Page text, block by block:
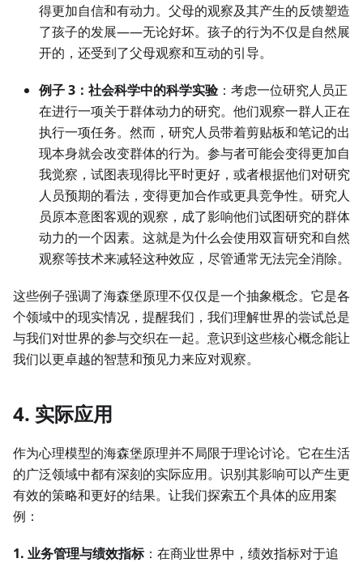
得更加自信和有动力。父母的观察及其产生的反馈塑造
了孩子的发展——无论好坏。孩子的行为不仅是自然展
开的，还受到了父母观察和互动的引导。
例子 3：社会科学中的科学实验：考虑一位研究人员正
在进行一项关于群体动力的研究。他们观察一群人正在
执行一项任务。然而，研究人员带着剪贴板和笔记的出
现本身就会改变群体的行为。参与者可能会变得更加自
我觉察，试图表现得比平时更好，或者根据他们对研究
人员预期的看法，变得更加合作或更具竞争性。研究人
员原本意图客观的观察，成了影响他们试图研究的群体
动力的一个因素。这就是为什么会使用双盲研究和自然
观察等技术来减轻这种效应，尽管通常无法完全消除。
这些例子强调了海森堡原理不仅仅是一个抽象概念。它是各
个领域中的现实情况，提醒我们，我们理解世界的尝试总是
与我们对世界的参与交织在一起。意识到这些核心概念能让
我们以更卓越的智慧和预见力来应对观察。
4. 实际应用
作为心理模型的海森堡原理并不局限于理论讨论。它在生活
的广泛领域中都有深刻的实际应用。识别其影响可以产生更
有效的策略和更好的结果。让我们探索五个具体的应用案
例：
1. 业务管理与绩效指标：在商业世界中，绩效指标对于追